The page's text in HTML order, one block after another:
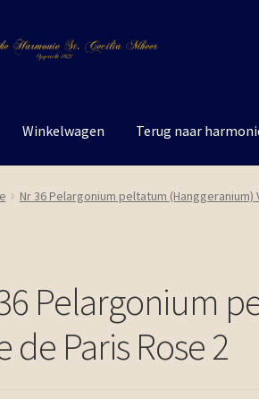
Winkelwagen Terug naar
Nr 36 Pelargonium peltatum (Hanggeranium)
Pelargonium
de Paris Rose 2